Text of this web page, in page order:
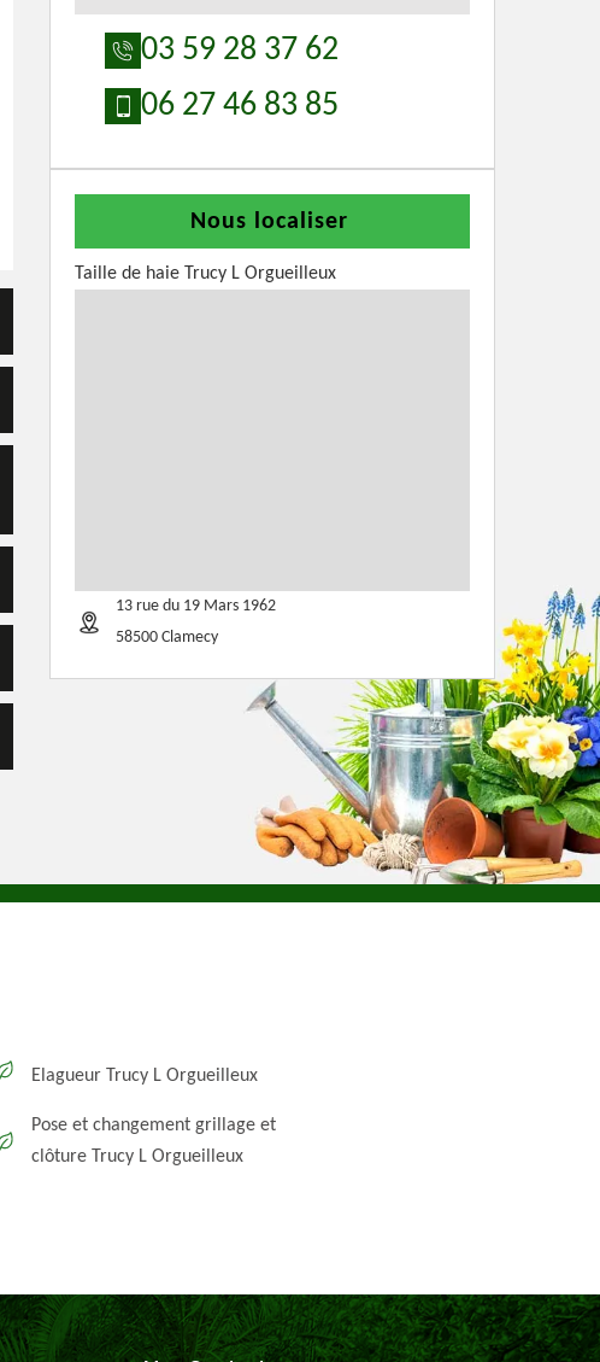
03 59 28 37 62
06 27 46 83 85
Nous localiser
Taille de haie Trucy L Orgueilleux
13 rue du 19 Mars 1962
58500 Clamecy
Elagueur Trucy L Orgueilleux
Pose et changement grillage et
clôture Trucy L Orgueilleux